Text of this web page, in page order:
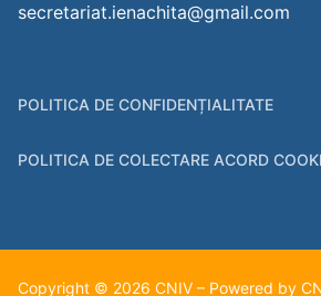
secretariat.ienachita@gmail.com
POLITICA DE CONFIDENȚIALITATE
POLITICA DE COLECTARE ACORD
Copyright © 2026 CNIV – Powered by